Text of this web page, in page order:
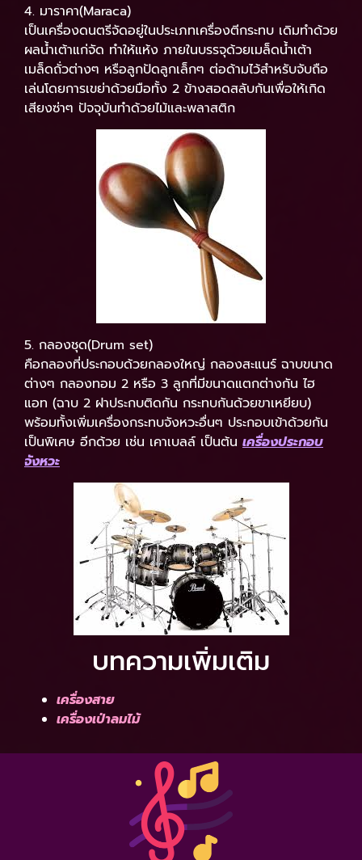
4. มาราคา(Maraca)
เป็นเครื่องดนตรีจัดอยู่ในประเภทเครื่องตีกระทบ เดิมทำด้วย
ผลน้ำเต้าแก่จัด ทำให้แห้ง ภายในบรรจุด้วยเมล็ดน้ำเต้า
เมล็ดถั่วต่างๆ หรือลูกปัดลูกเล็กๆ ต่อด้ามไว้สำหรับจับถือ
เล่นโดยการเขย่าด้วยมือทั้ง 2 ข้างสอดสลับกันเพื่อให้เกิด
เสียงซ่าๆ ปัจจุบันทำด้วยไม้และพลาสติก
5. กลองชุด(Drum set)
คือกลองที่ประกอบด้วยกลองใหญ่ กลองสะแนร์ ฉาบขนาด
ต่างๆ กลองทอม 2 หรือ 3 ลูกที่มีขนาดแตกต่างกัน ไฮ
แอท (ฉาบ 2 ฝาประกบติดกัน กระทบกันด้วยขาเหยียบ)
พร้อมทั้งเพิ่มเครื่องกระทบจังหวะอื่นๆ ประกอบเข้าด้วยกัน
เป็นพิเศษ อีกด้วย เช่น เคาเบลล์ เป็นต้น เครื่องประกอบ
จังหวะ
บทความเพิ่มเติม
เครื่องสาย
เครื่องเป่าลมไม้